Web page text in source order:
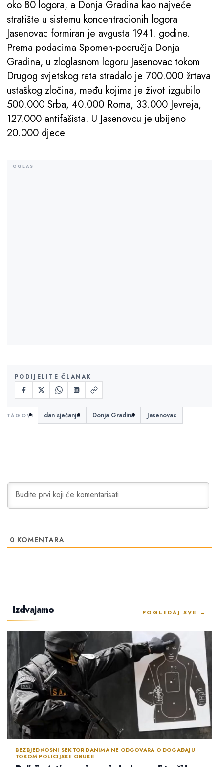
oko 80 logora, a Donja Gradina kao najveće
stratište u sistemu koncentracionih logora
Jasenovac formiran je avgusta 1941. godine.
Prema podacima Spomen-područja Donja
Gradina, u zloglasnom logoru Jasenovac tokom
Drugog svjetskog rata stradalo je 700.000 žrtava
ustaškog zločina, među kojima je život izgubilo
500.000 Srba, 40.000 Roma, 33.000 Jevreja,
127.000 antifašista. U Jasenovcu je ubijeno
20.000 djece.
PODIJELITE ČLANAK
dan sjećanja Donja Gradina Jasenovac
0 KOMENTARA
Izdvajamo POGLEDAJ SVE →
BEZBJEDNOSNI SEKTOR DANIMA NE ODGOVARA O DOGAĐAJU
TOKOM POLICIJSKE OBUKE